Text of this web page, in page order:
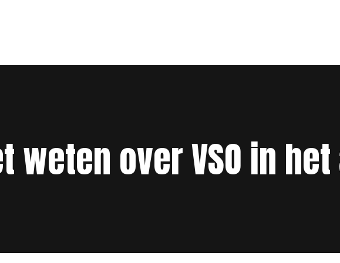
weten over VSO in